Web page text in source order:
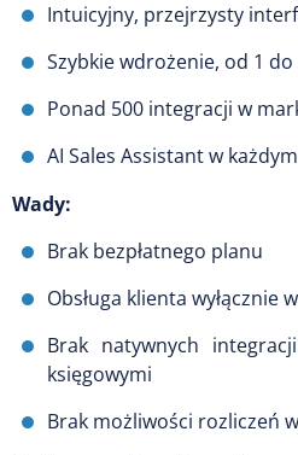
Intuicyjny, przejrzysty
Szybkie wdrożenie, od 1
Ponad 500 integracji w
AI Sales Assistant w
Wady:
Brak bezpłatnego planu
Obsługa klienta wyłącznie
Brak natywnych
księgowymi
Brak możliwości rozliczeń